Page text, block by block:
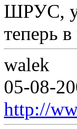
ШРУС,
теперь
walek
05-08-
http://